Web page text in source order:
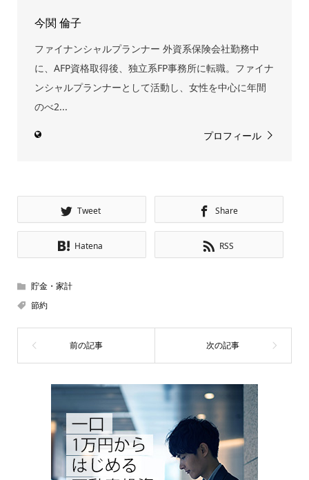
今関 倫子
ファイナンシャルプランナー 外資系保険会社勤務中
に、AFP資格取得後、独立系FP事務所に転職。ファイナ
ンシャルプランナーとして活動し、女性を中心に年間
のべ2...
プロフィール
Tweet Share
Hatena RSS
貯金・家計
節約